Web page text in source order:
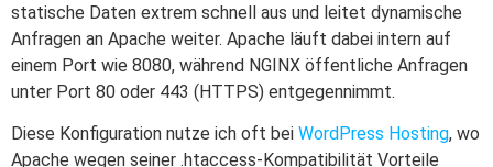
statische Daten extrem schnell aus und leitet dynamische
Anfragen an Apache weiter. Apache läuft dabei intern auf
einem Port wie 8080, während NGINX öffentliche Anfragen
unter Port 80 oder 443 (HTTPS) entgegennimmt.
Diese Konfiguration nutze ich oft bei WordPress Hosting, wo
Apache wegen seiner .htaccess-Kompatibilität Vorteile